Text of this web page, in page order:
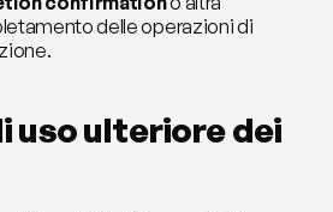
delle operazioni di
uso ulteriore dei